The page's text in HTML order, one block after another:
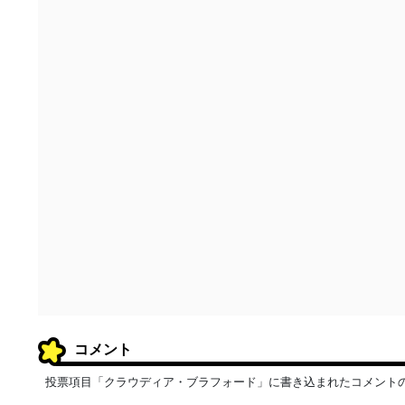
コメント
投票項目「クラウディア・ブラフォード」に書き込まれたコメント